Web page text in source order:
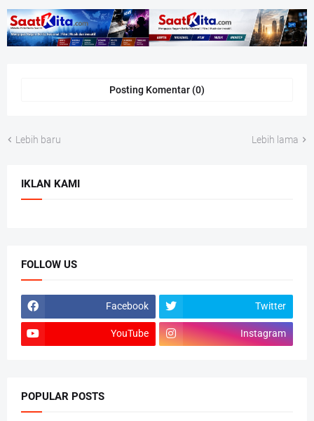
Posting Komentar (0)
Lebih baru Lebih lama
IKLAN KAMI
FOLLOW US
Facebook Twitter
YouTube Instagram
POPULAR POSTS